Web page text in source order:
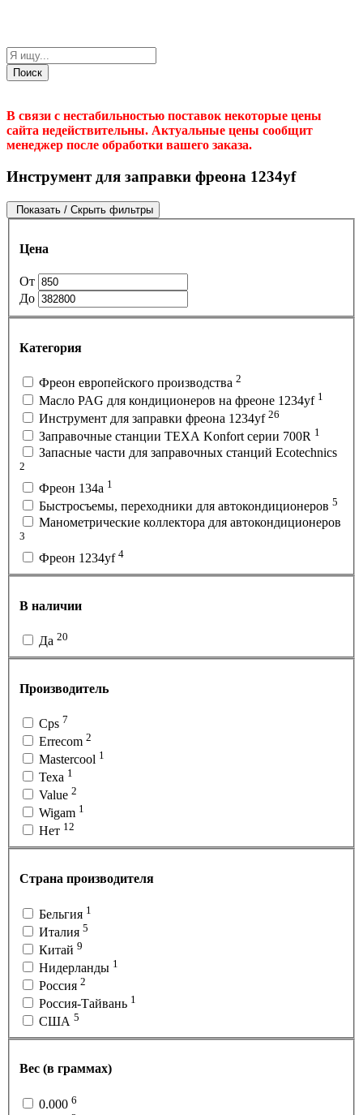
Поиск
В связи с нестабильностью поставок некоторые цены
сайта недействительны. Актуальные цены сообщит
менеджер после обработки вашего заказа.
Инструмент для заправки фреона 1234yf
Показать / Скрыть фильтры
Цена
От
До
Категория
Фреон европейского производства 2
Масло PAG для кондиционеров на фреоне 1234yf 1
Инструмент для заправки фреона 1234yf 26
Заправочные станции TEXA Konfort серии 700R 1
Запасные части для заправочных станций Ecotechnics
2
Фреон 134a 1
Быстросъемы, переходники для автокондиционеров 5
Манометрические коллектора для автокондиционеров
3
Фреон 1234yf 4
В наличии
Да 20
Производитель
Cps 7
Errecom 2
Mastercool 1
Texa 1
Value 2
Wigam 1
Нет 12
Страна производителя
Бельгия 1
Италия 5
Китай 9
Нидерланды 1
Россия 2
Россия-Тайвань 1
США 5
Вес (в граммах)
0.000 6